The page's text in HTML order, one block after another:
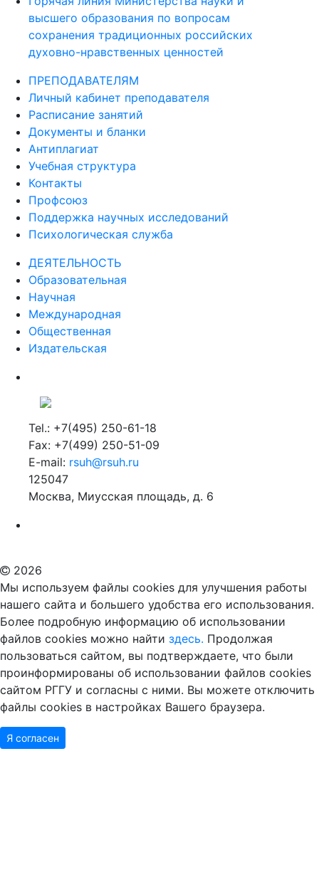
высшего образования по вопросам
сохранения традиционных российских
духовно-нравственных ценностей
ПРЕПОДАВАТЕЛЯМ
Личный кабинет преподавателя
Расписание занятий
Документы и бланки
Антиплагиат
Учебная структура
Контакты
Профсоюз
Поддержка научных исследований
Психологическая служба
ДЕЯТЕЛЬНОСТЬ
Образовательная
Научная
Международная
Общественная
Издательская
Tel.: +7(495) 250-61-18
Fax: +7(499) 250-51-09
E-mail: rsuh@rsuh.ru
125047
Москва, Миусская площадь, д. 6
2026
Мы используем файлы cookies для улучшения работы
нашего сайта и большего удобства его использования.
Более подробную информацию об использовании
файлов cookies можно найти здесь. Продолжая
пользоваться сайтом, вы подтверждаете, что были
проинформированы об использовании файлов cookies
сайтом РГГУ и согласны с ними. Вы можете отключить
файлы cookies в настройках Вашего браузера.
Я согласен